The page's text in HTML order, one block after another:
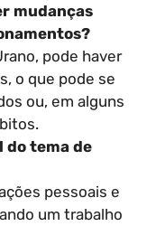
mudanças
pode haver
o que pode se
ou, em alguns
do tema de
pessoais e
um trabalho